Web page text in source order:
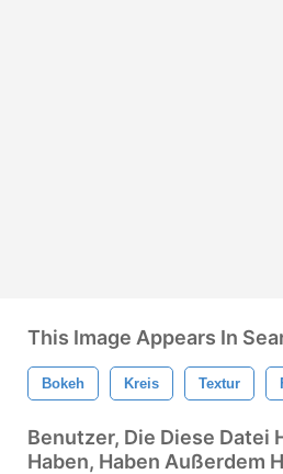
This Image Appears In
Bokeh Kreis Textur
Benutzer, Die Diese Datei
Haben, Haben Außerdem